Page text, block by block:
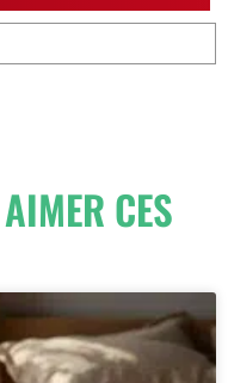
CES